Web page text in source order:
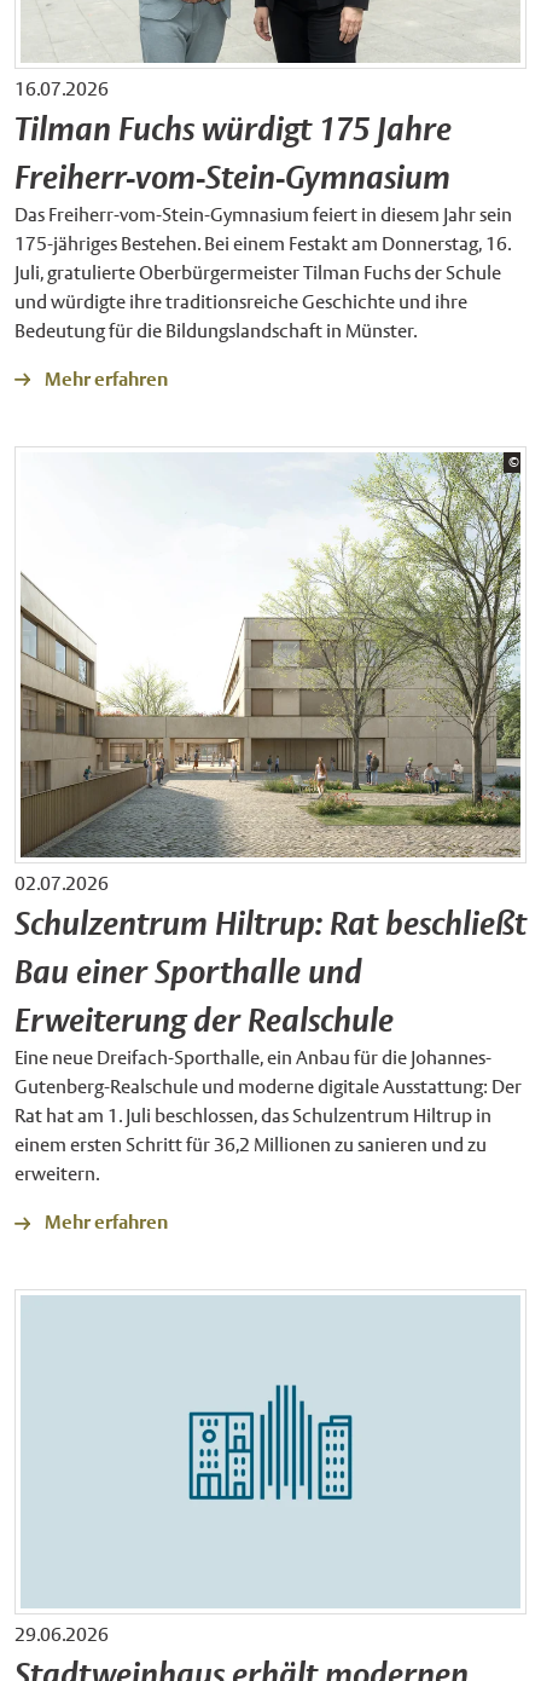
16.07.2026
Tilman Fuchs würdigt 175 Jahre
Freiherr-vom-Stein-Gymnasium
Das Freiherr-vom-Stein-Gymnasium feiert in diesem Jahr sein
175-jähriges Bestehen. Bei einem Festakt am Donnerstag, 16.
Juli, gratulierte Oberbürgermeister Tilman Fuchs der Schule
und würdigte ihre traditionsreiche Geschichte und ihre
Bedeutung für die Bildungslandschaft in Münster.
Mehr erfahren
©
02.07.2026
Schulzentrum Hiltrup: Rat beschließt
Bau einer Sporthalle und
Erweiterung der Realschule
Eine neue Dreifach-Sporthalle, ein Anbau für die Johannes-
Gutenberg-Realschule und moderne digitale Ausstattung: Der
Rat hat am 1. Juli beschlossen, das Schulzentrum Hiltrup in
einem ersten Schritt für 36,2 Millionen zu sanieren und zu
erweitern.
Mehr erfahren
29.06.2026